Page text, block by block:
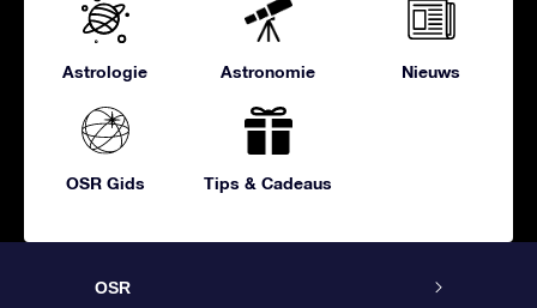
Astrologie Astronomie Nieuws
OSR Gids Tips & Cadeaus
OSR